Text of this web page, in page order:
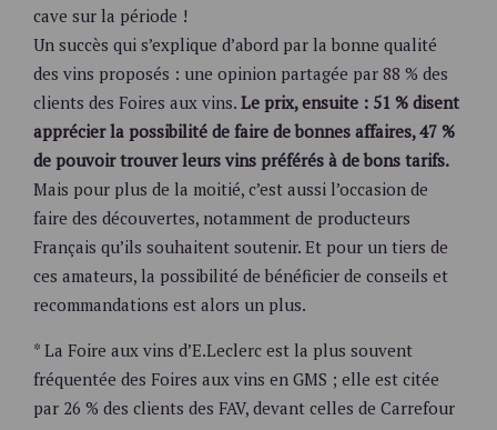
cave sur la période !
Un succès qui s’explique d’abord par la bonne qualité
des vins proposés : une opinion partagée par 88 % des
clients des Foires aux vins. Le prix, ensuite : 51 % disent
apprécier la possibilité de faire de bonnes affaires, 47 %
de pouvoir trouver leurs vins préférés à de bons tarifs.
Mais pour plus de la moitié, c’est aussi l’occasion de
faire des découvertes, notamment de producteurs
Français qu’ils souhaitent soutenir. Et pour un tiers de
ces amateurs, la possibilité de bénéficier de conseils et
recommandations est alors un plus.
* La Foire aux vins d’E.Leclerc est la plus souvent
fréquentée des Foires aux vins en GMS ; elle est citée
par 26 % des clients des FAV, devant celles de Carrefour